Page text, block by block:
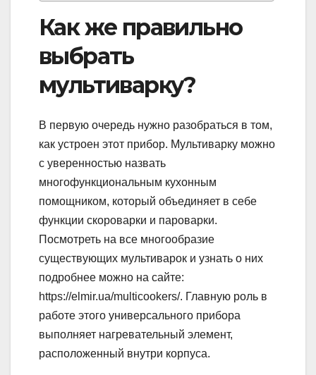
Как же правильно
выбрать
мультиварку?
В первую очередь нужно разобраться в том,
как устроен этот прибор. Мультиварку можно
с уверенностью назвать
многофункциональным кухонным
помощником, который объединяет в себе
функции скороварки и пароварки.
Посмотреть на все многообразие
существующих мультиварок и узнать о них
подробнее можно на сайте:
https://elmir.ua/multicookers/. Главную роль в
работе этого универсального прибора
выполняет нагревательный элемент,
расположенный внутри корпуса.